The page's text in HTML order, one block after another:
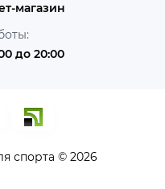
магазин
до 20:00
спорта © 2026